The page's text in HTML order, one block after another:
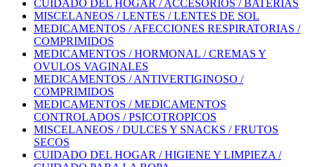
CUIDADO DEL HOGAR / ACCESORIOS / BATERIAS
MISCELANEOS / LENTES / LENTES DE SOL
MEDICAMENTOS / AFECCIONES RESPIRATORIAS /
COMPRIMIDOS
MEDICAMENTOS / HORMONAL / CREMAS Y
OVULOS VAGINALES
MEDICAMENTOS / ANTIVERTIGINOSO /
COMPRIMIDOS
MEDICAMENTOS / MEDICAMENTOS
CONTROLADOS / PSICOTROPICOS
MISCELANEOS / DULCES Y SNACKS / FRUTOS
SECOS
CUIDADO DEL HOGAR / HIGIENE Y LIMPIEZA /